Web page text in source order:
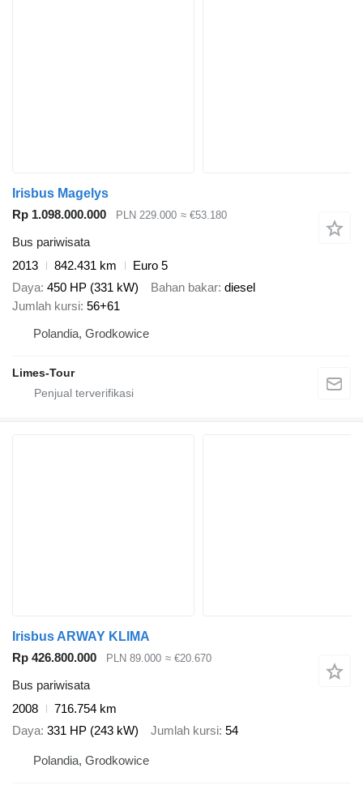
Irisbus Magelys
Rp 1.098.000.000
PLN 229.000 ≈ €53.180
Bus pariwisata
2013
842.431 km
Euro 5
Daya 450 HP (331 kW) Bahan bakar diesel
Jumlah kursi 56+61
Polandia, Grodkowice
Limes-Tour
Irisbus ARWAY KLIMA
Rp 426.800.000
PLN 89.000 ≈ €20.670
Bus pariwisata
2008
716.754 km
Daya 331 HP (243 kW) Jumlah kursi 54
Polandia, Grodkowice